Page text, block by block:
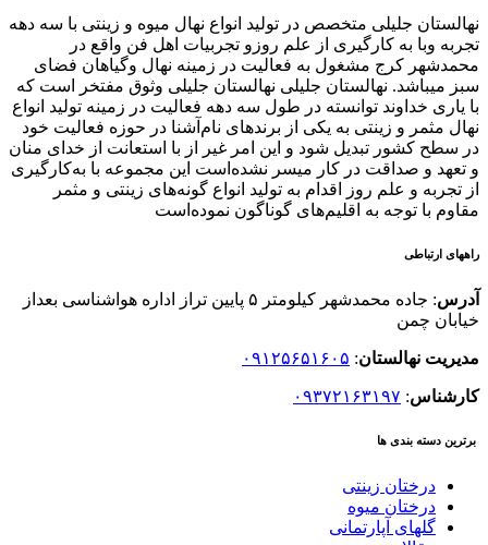
نهالستان جلیلی متخصص در تولید انواع نهال میوه و زینتی با سه دهه
تجربه وبا به کارگیری از علم روزو تجربیات اهل فن واقع در
محمدشهر کرج مشغول به فعالیت در زمینه نهال وگیاهان فضای
سبز میباشد. نهالستان جلیلی نهالستان جلیلی وثوق مفتخر است که
با یاری خداوند توانسته در طول سه دهه فعالیت در زمینه تولید انواع
نهال مثمر و زینتی به یکی از برندهای نام‌آشنا در حوزه فعالیت خود
در سطح کشور تبدیل شود و این امر غیر از با استعانت از خدای منان
و تعهد و صداقت در کار میسر نشده‌است این مجموعه با به‌کارگیری
از تجربه و علم روز اقدام به تولید انواع گونه‌های زینتی و مثمر
مقاوم با توجه به اقلیم‌های گوناگون نموده‌است
راههای ارتباطی
آدرس
: جاده محمدشهر کیلومتر ۵ پایین تراز اداره هواشناسی بعداز
خیابان چمن
مدیریت نهالستان: ۰۹۱۲۵۶۵۱۶۰۵
کارشناس: ۰۹۳۷۲۱۶۳۱۹۷
برترین دسته بندی ها
درختان زینتی
درختان میوه
گلهای آپارتمانی